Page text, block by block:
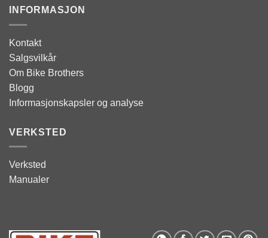
INFORMASJON
Kontakt
Salgsvilkår
Om Bike Brothers
Blogg
Informasjonskapsler og analyse
VERKSTED
Verksted
Manualer